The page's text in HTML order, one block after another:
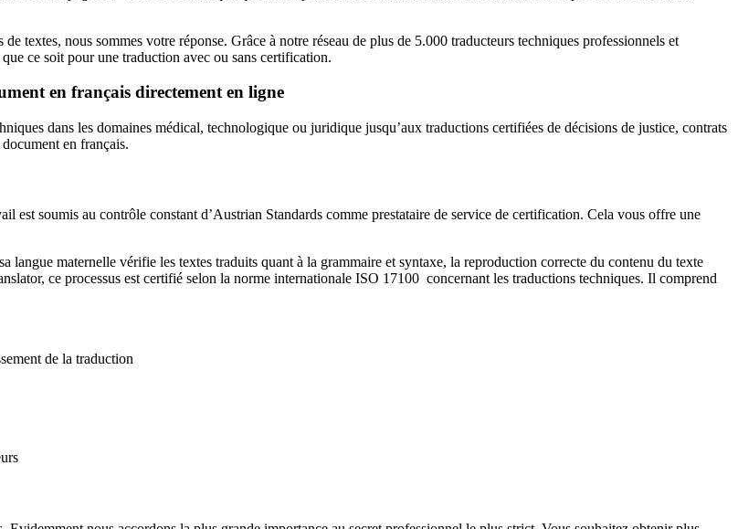
textes, nous sommes votre réponse. Grâce à notre réseau de plus de 5.000 traducteurs techniques professionnels et
ce soit pour une traduction avec ou sans certification.
en français directement en ligne
dans les domaines médical, technologique ou juridique jusqu’aux traductions certifiées de décisions de justice, contrats
en français.
soumis au contrôle constant d’Austrian Standards comme prestataire de service de certification. Cela vous offre une
langue maternelle vérifie les textes traduits quant à la grammaire et syntaxe, la reproduction correcte du contenu du texte
ce processus est certifié selon la norme internationale ISO 17100 concernant les traductions techniques. Il comprend
de la traduction